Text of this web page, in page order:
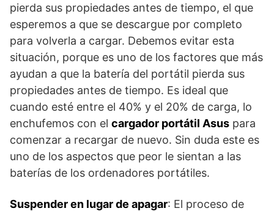
pierda sus propiedades antes de tiempo, el que
esperemos a que se descargue por completo
para volverla a cargar. Debemos evitar esta
situación, porque es uno de los factores que más
ayudan a que la batería del portátil pierda sus
propiedades antes de tiempo. Es ideal que
cuando esté entre el 40% y el 20% de carga, lo
enchufemos con el cargador portátil Asus para
comenzar a recargar de nuevo. Sin duda este es
uno de los aspectos que peor le sientan a las
baterías de los ordenadores portátiles.
Suspender en lugar de apagar: El proceso de